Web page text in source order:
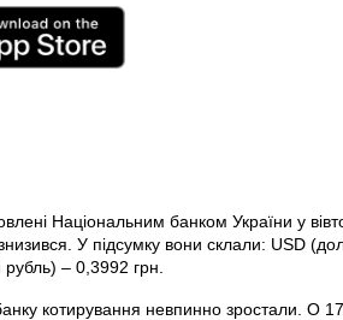
Національним банком України у
У підсумку вони склали: USD
– 0,3992 грн.
котирування невпинно зростали. О